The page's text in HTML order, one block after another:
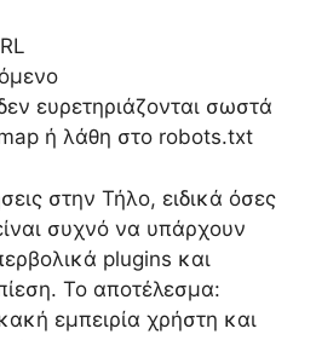
ευρετηριάζονται σωστά
ή λάθη στο robots.txt
στην Τήλο, ειδικά όσες
συχνό να υπάρχουν
plugins και
Το αποτέλεσμα:
εμπειρία χρήστη και